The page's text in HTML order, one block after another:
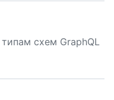
схем GraphQL